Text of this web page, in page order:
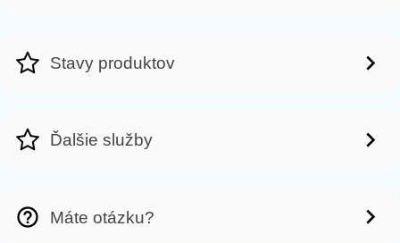
Stavy produktov
Ďalšie služby
Máte otázku?